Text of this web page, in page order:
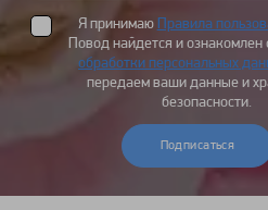
Я принимаю Правила
Повод найдется и ознакомлен
обработки персональных
передаем ваши данные и
безопасности.
Подписаться